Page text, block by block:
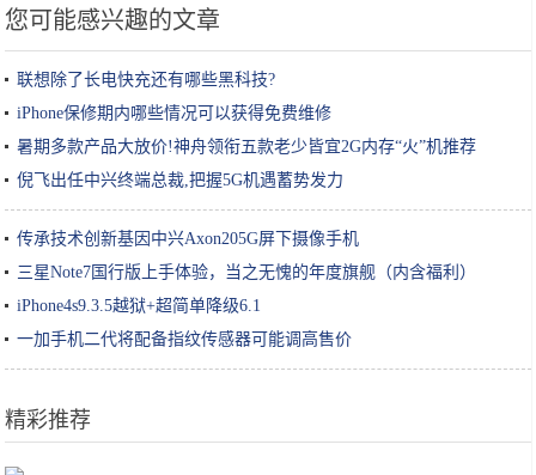
您可能感兴趣的文章
联想除了长电快充还有哪些黑科技?
iPhone保修期内哪些情况可以获得免费维修
暑期多款产品大放价!神舟领衔五款老少皆宜2G内存“火”机推荐
倪飞出任中兴终端总裁,把握5G机遇蓄势发力
传承技术创新基因中兴Axon205G屏下摄像手机
三星Note7国行版上手体验，当之无愧的年度旗舰（内含福利）
iPhone4s9.3.5越狱+超简单降级6.1
一加手机二代将配备指纹传感器可能调高售价
精彩推荐